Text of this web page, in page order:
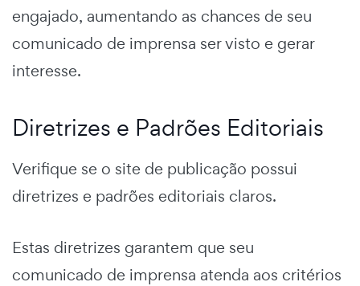
engajado, aumentando as chances de seu
comunicado de imprensa ser visto e gerar
interesse.
Diretrizes e Padrões Editoriais
Verifique se o site de publicação possui
diretrizes e padrões editoriais claros.
Estas diretrizes garantem que seu
comunicado de imprensa atenda aos critérios